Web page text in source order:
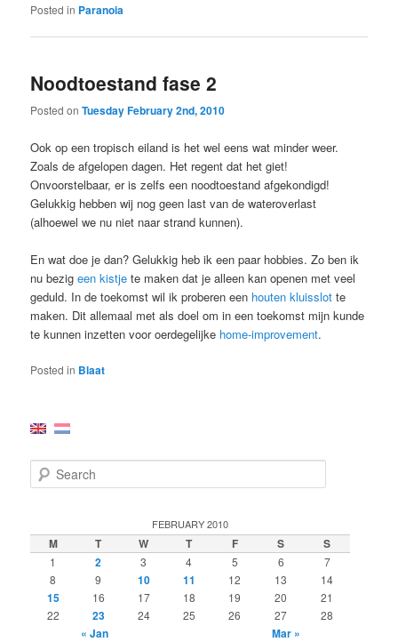
Posted in Paranoia
Noodtoestand fase 2
Posted onTuesday February 2nd, 2010
Ook op een tropisch eiland is het wel eens wat minder weer.
Zoals de afgelopen dagen. Het regent dat het giet!
Onvoorstelbaar, er is zelfs een noodtoestand afgekondigd!
Gelukkig hebben wij nog geen last van de wateroverlast
(alhoewel we nu niet naar strand kunnen).
En wat doe je dan? Gelukkig heb ik een paar hobbies. Zo ben ik
nu bezigeen kistje te maken dat je alleen kan openen met veel
geduld. In de toekomst wil ik proberen een houten kluisslot te
maken. Dit allemaal met als doel om in een toekomst mijn kunde
te kunnen inzetten voor oerdegelijke home-improvement.
Posted in Blaat
e
c
h
FEBRUARY 2010
M T W T F S S
1 2 3 4 5 6
7
8
9 10 11 12 13 14
15 16 17 18 19 20
21
22
23 24 25 26 27 28
« Jan Mar »